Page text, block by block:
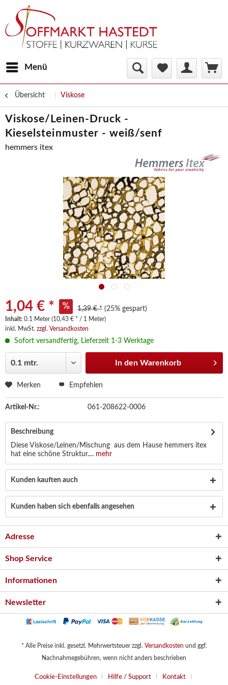
Menü
Übersicht Viskose
Viskose/Leinen-Druck -
Kieselsteinmuster - weiß/senf
hemmers itex
1,04 € * 1,39 € * (25% gespart)
Inhalt: 0.1 Meter (10,43 € * / 1 Meter)
inkl. MwSt. zzgl. Versandkosten
Sofort versandfertig, Lieferzeit 1-3 Werktage
In den Warenkorb
Merken Empfehlen
Artikel-Nr.: 061-208622-0006
Beschreibung
Diese Viskose/Leinen/Mischung aus dem Hause hemmers itex
hat eine schöne Struktur.... mehr
Kunden kauften auch
Kunden haben sich ebenfalls angesehen
Adresse
Shop Service
Informationen
Newsletter
* Alle Preise inkl. gesetzl. Mehrwertsteuer zzgl. Versandkosten und ggf.
Nachnahmegebühren, wenn nicht anders beschrieben
Cookie-Einstellungen Hilfe / Support Kontakt